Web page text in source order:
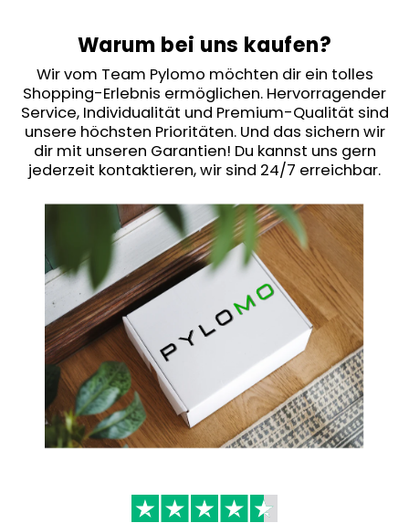
Warum bei uns kaufen?
Wir vom Team Pylomo möchten dir ein tolles
Shopping-Erlebnis ermöglichen. Hervorragender
Service, Individualität und Premium-Qualität sind
unsere höchsten Prioritäten. Und das sichern wir
dir mit unseren Garantien! Du kannst uns gern
jederzeit kontaktieren, wir sind 24/7 erreichbar.